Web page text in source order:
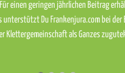
einen geringen jährlichen Beitrag
Du Frankenjura.com bei
Klettergemeinschaft als Ganzes